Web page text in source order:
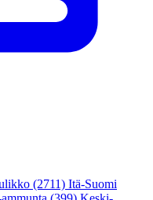
(2711) Itä-Suomi